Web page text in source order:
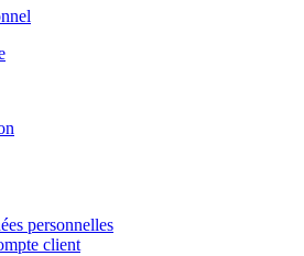
personnelles
client